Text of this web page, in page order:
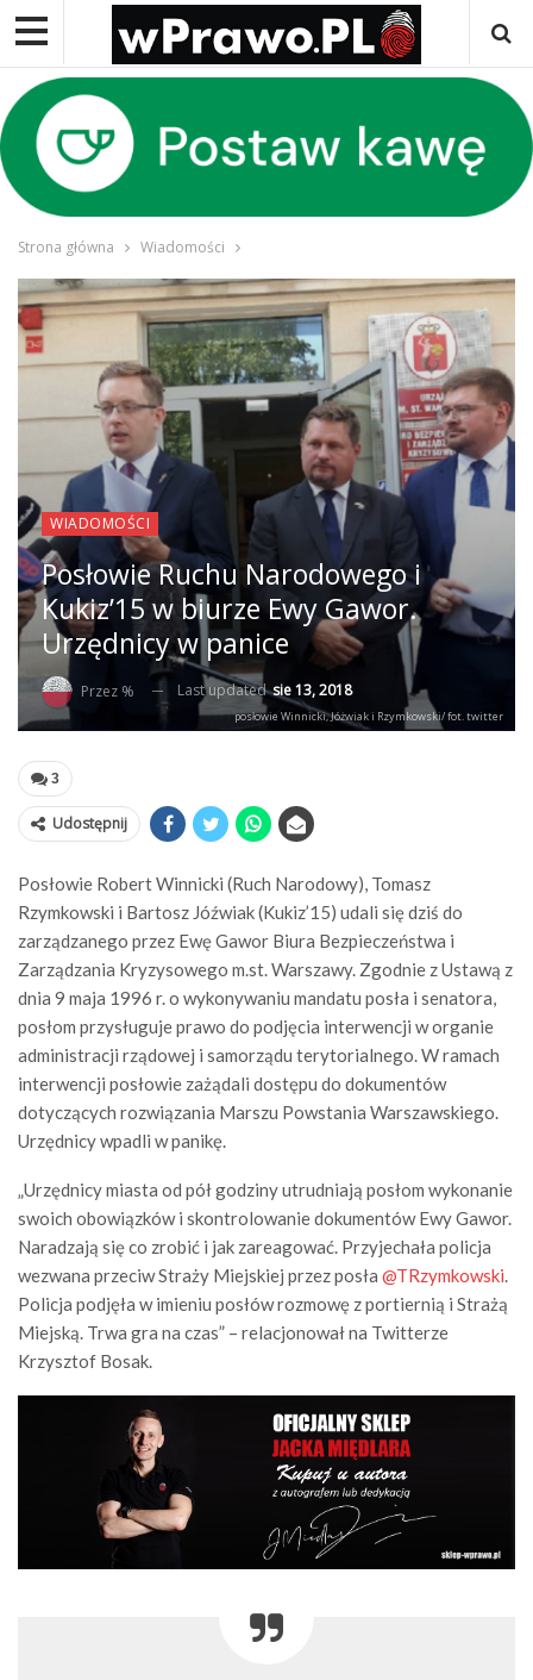
Strona główna Wiadomości
WIADOMOŚCI
Posłowie Ruchu Narodowego i
Kukiz’15 w biurze Ewy Gawor.
Urzędnicy w panice
Przez % Last updatedsie 13, 2018
posłowie Winnicki, Jóżwiak i Rzymkowski/ fot. twitter
3
Udostępnij
Posłowie Robert Winnicki (Ruch Narodowy), Tomasz
Rzymkowski i Bartosz Jóźwiak (Kukiz’15) udali się dziś do
zarządzanego przez Ewę Gawor Biura Bezpieczeństwa i
Zarządzania Kryzysowego m.st. Warszawy. Zgodnie z Ustawą z
dnia 9 maja 1996 r. o wykonywaniu mandatu posła i senatora,
posłom przysługuje prawo do podjęcia interwencji w organie
administracji rządowej i samorządu terytorialnego. W ramach
interwencji posłowie zażądali dostępu do dokumentów
dotyczących rozwiązania Marszu Powstania Warszawskiego.
Urzędnicy wpadli w panikę.
„Urzędnicy miasta od pół godziny utrudniają posłom wykonanie
swoich obowiązków i skontrolowanie dokumentów Ewy Gawor.
Naradzają się co zrobić i jak zareagować. Przyjechała policja
wezwana przeciw Straży Miejskiej przez posła @TRzymkowski.
Policja podjęła w imieniu posłów rozmowę z portiernią i Strażą
Miejską. Trwa gra na czas” – relacjonował na Twitterze
Krzysztof Bosak.